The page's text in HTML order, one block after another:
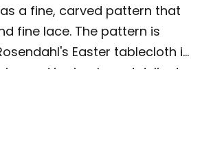
a fine, carved pattern that
fine lace. The pattern is
Easter tablecloth in
and is simple and delicate,